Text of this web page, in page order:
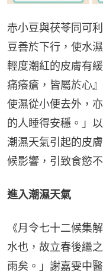
赤小豆與茯苓同可
豆善於下行，使水
輕度潮紅的皮膚有
痛癢瘡，皆屬於心
使濕從小便去外，
的人睡得安穩。」
潮濕天氣引起的皮
候影響，引致食慾
進入潮濕天氣
《月令七十二候集
水也，故立春後繼
雨矣。」謝嘉雯中